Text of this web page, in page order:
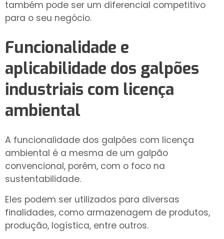
também pode ser um diferencial competitivo
para o seu negócio.
Funcionalidade e
aplicabilidade dos galpões
industriais com licença
ambiental
A funcionalidade dos galpões com licença
ambiental é a mesma de um galpão
convencional, porém, com o foco na
sustentabilidade.
Eles podem ser utilizados para diversas
finalidades, como armazenagem de produtos,
produção, logística, entre outros.